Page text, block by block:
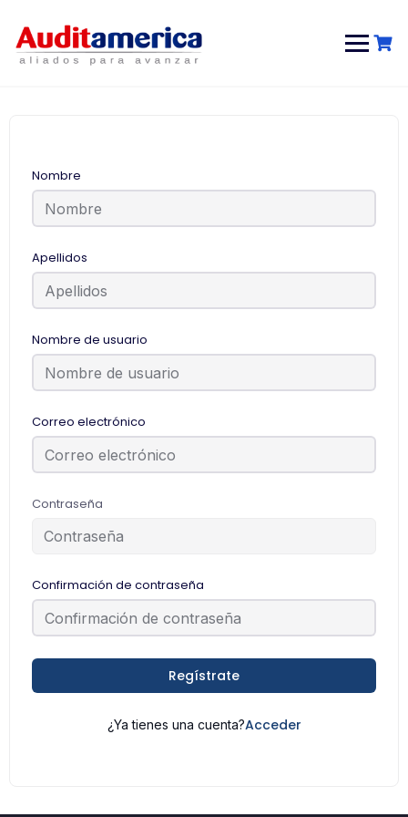
Nombre
Apellidos
Nombre de usuario
Correo electrónico
Contraseña
Confirmación de contraseña
Regístrate
¿Ya tienes una cuenta?Acceder